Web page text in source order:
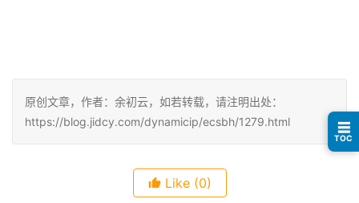
原创文章，作者：余初云，如若转载，请注明出处：
https://blog.jidcy.com/dynamicip/ecsbh/1279.html
Like (0)
☰
TOC